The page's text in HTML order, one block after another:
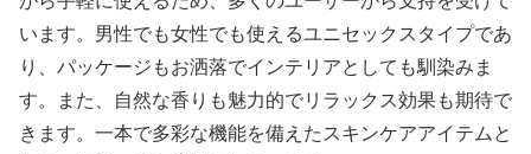
います。男性でも女性でも使えるユニセックスタイプであ
り、パッケージもお洒落でインテリアとしても馴染みま
す。また、自然な香りも魅力的でリラックス効果も期待で
きます。一本で多彩な機能を備えたスキンケアアイテムと